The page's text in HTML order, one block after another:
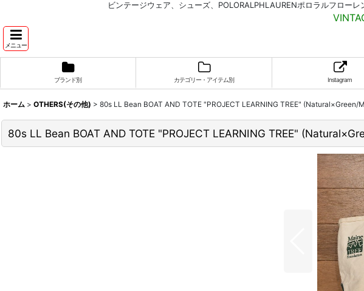
ビンテージウェア、シューズ、POLORALPHLAURENポロラルフロー
メニュー
ブランド別 カテゴリー・アイテム別 Instagram
ホーム > OTHERS(その他) > 80s LL Bean BOAT AND TOTE "PROJECT LEARNING TREE" (Natural×Green/
80s LL Bean BOAT AND TOTE "PROJECT LEARNING TREE"